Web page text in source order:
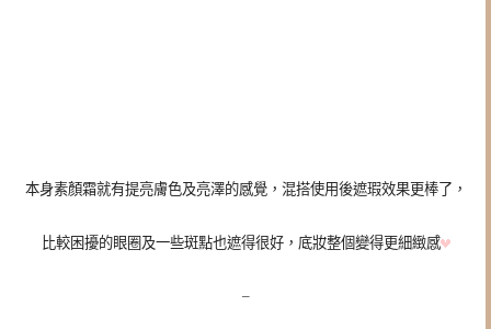
本身素顏霜就有提亮膚色及亮澤的感覺，混搭使用後遮瑕效果更棒了，
比較困擾的眼圈及一些斑點也遮得很好，底妝整個變得更細緻感
–